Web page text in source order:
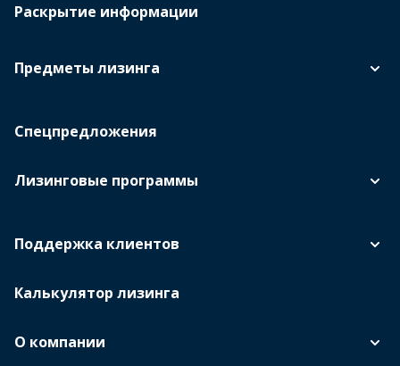
Предметы лизинга
Спецпредложения
Лизинговые программы
Поддержка клиентов
Калькулятор лизинга
О компании
Раскрытие информации